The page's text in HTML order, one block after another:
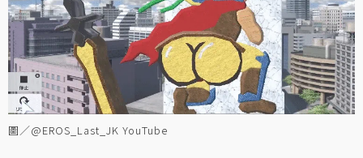
圖／@EROS_Last_JK YouTube